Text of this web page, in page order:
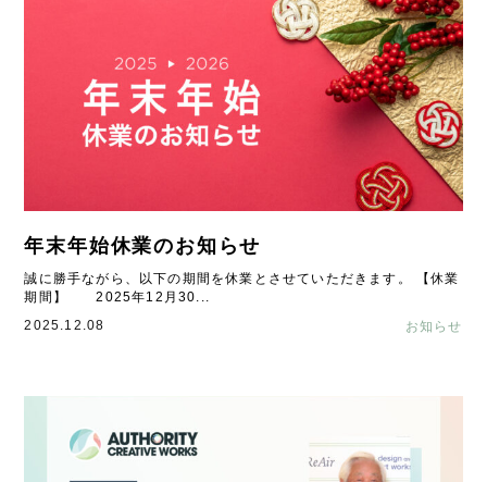
年末年始休業のお知らせ
誠に勝手ながら、以下の期間を休業とさせていただきます。 【休業
期間】 2025年12月30...
2025.12.08
お知らせ